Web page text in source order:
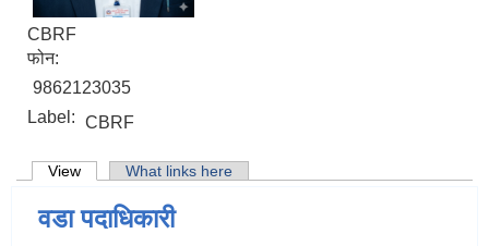
CBRF
फोन:
9862123035
Label: CBRF
Primary tabs
View (active tab)What links here
वडा पदाधिकारी